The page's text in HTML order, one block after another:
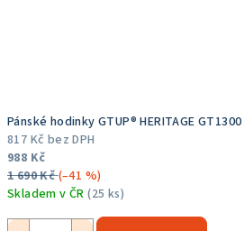
Pánské hodinky GTUP® HERITAGE GT1300
817 Kč bez DPH
988 Kč
1 690 Kč(–41 %)
Skladem v ČR(25 ks)